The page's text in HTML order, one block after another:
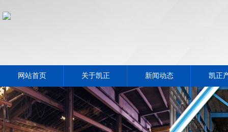
网站首页 关于凯正 新闻动态 凯正